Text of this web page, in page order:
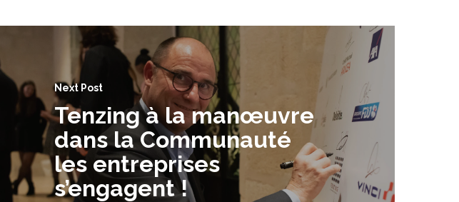
Next Post
Tenzing à la manœuvre
dans la Communauté
les entreprises
s’engagent !